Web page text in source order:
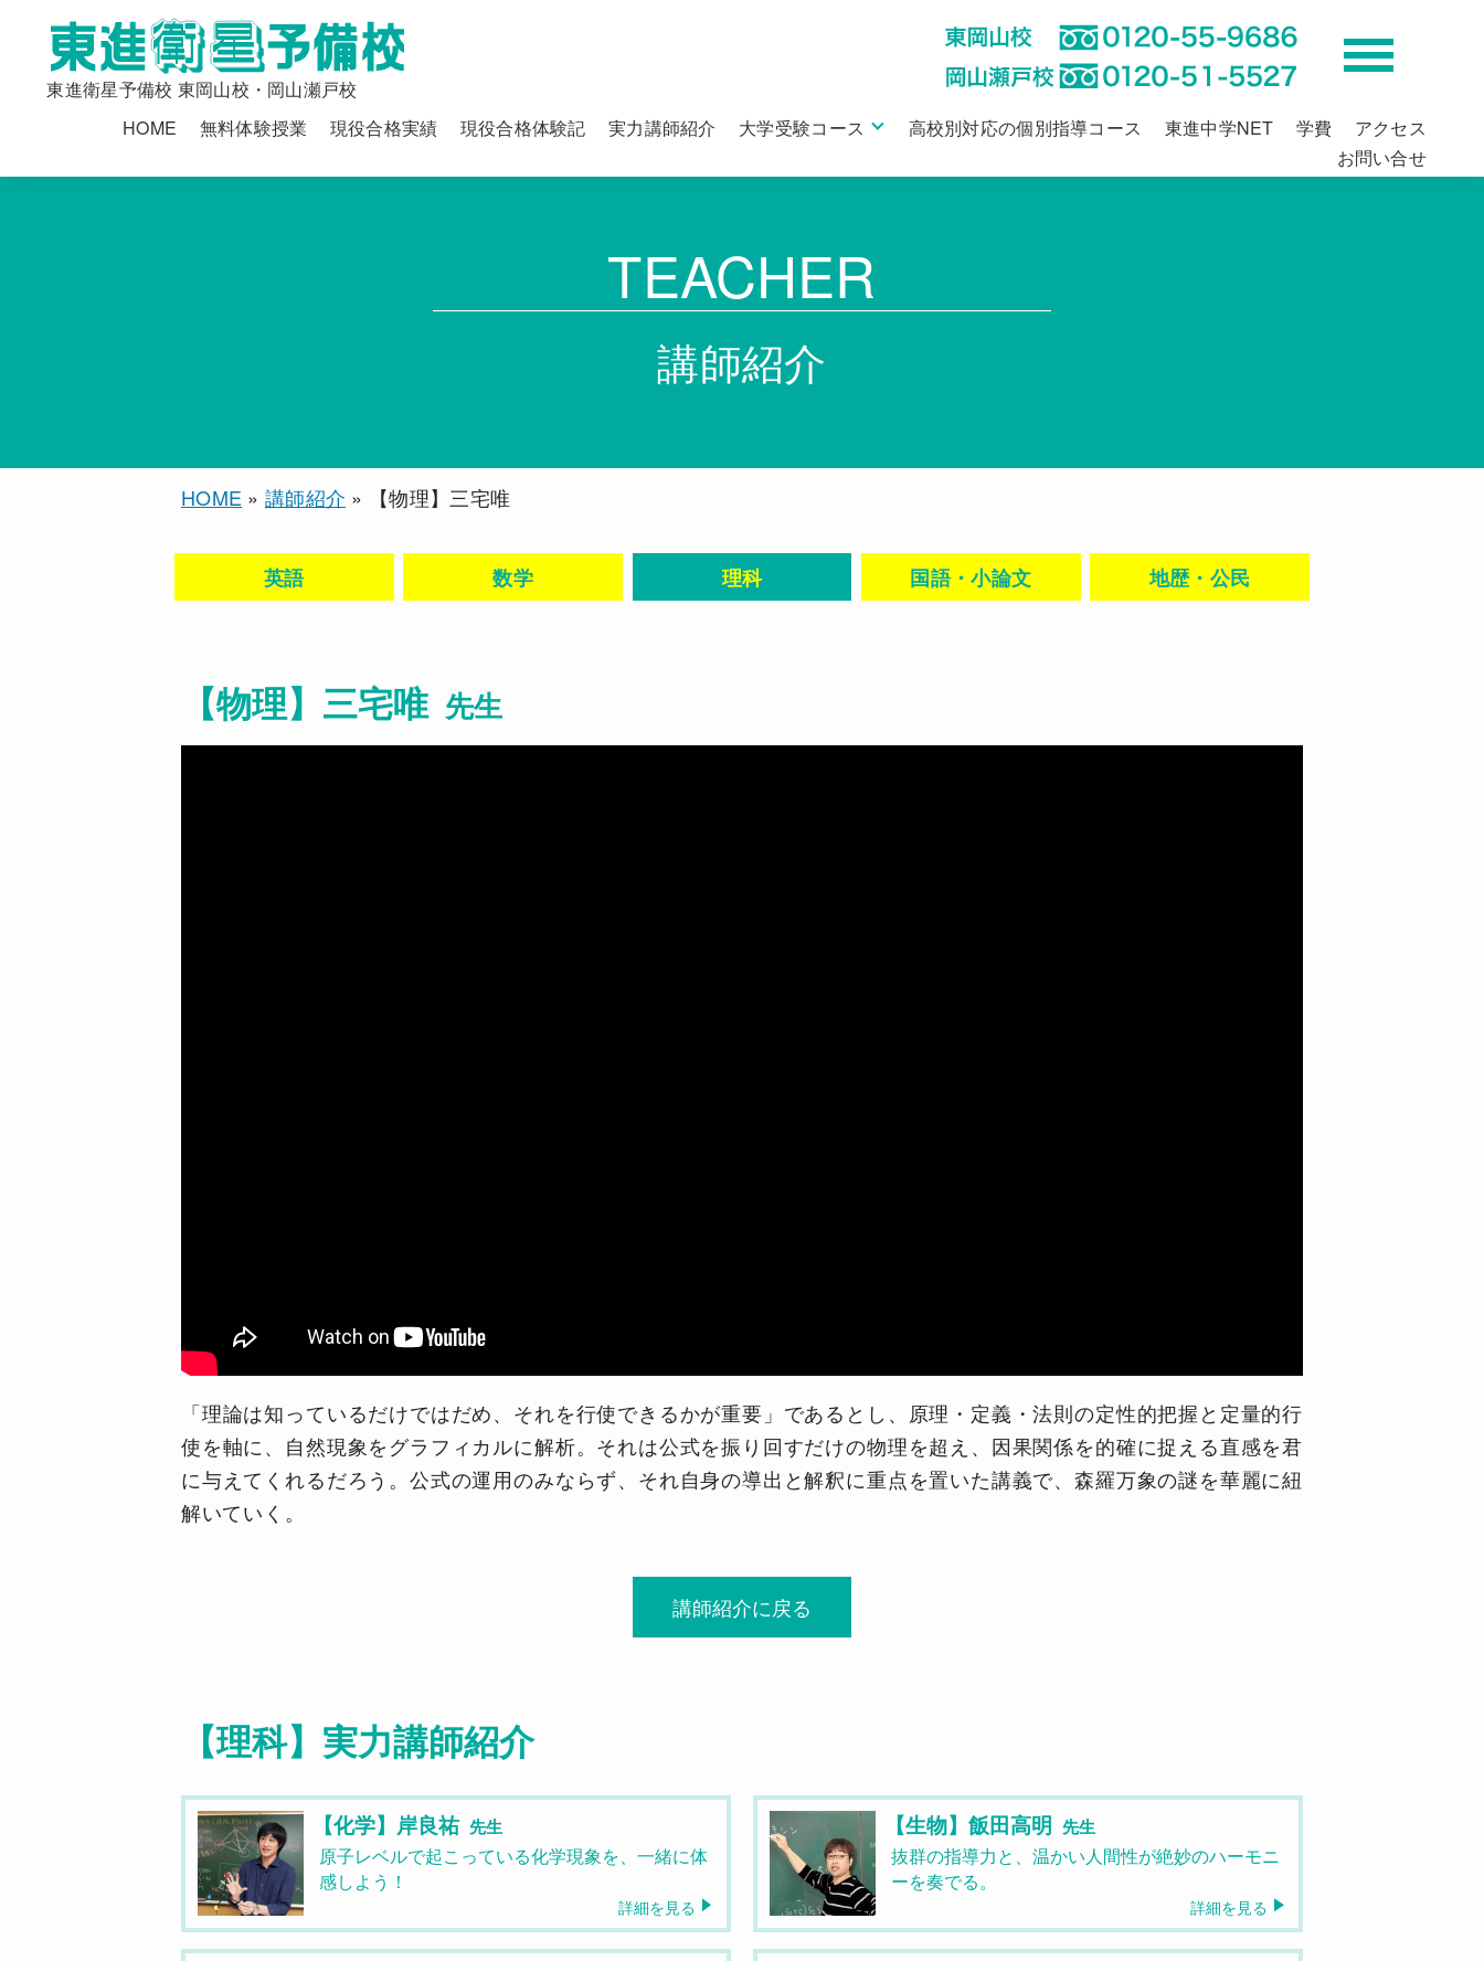
東進衛星予備校 東岡山校・岡山瀬戸校
HOME
無料体験授業 現役合格実績 現役合格体験記 実力講師紹介 大学受験コース 高校別対応の個別指導コース 東進中学NET 学費
アクセス
お問い合せ
TEACHER
講師紹介
HOME »講師紹介 » 【物理】三宅唯
英語 数学 理科 国語・小論文 地歴・公民
【物理】三宅唯 先生
「理論は知っているだけではだめ、それを行使できるかが重要」であるとし、原理・定義・法則の定性的把握と定量的行
使を軸に、自然現象をグラフィカルに解析。それは公式を振り回すだけの物理を超え、因果関係を的確に捉える直感を君
に与えてくれるだろう。公式の運用のみならず、それ自身の導出と解釈に重点を置いた講義で、森羅万象の謎を華麗に紐
解いていく。
講師紹介に戻る
【理科】実力講師紹介
【化学】岸良祐 先生
原子レベルで起こっている化学現象を、一緒に体
感しよう！
詳細を見る
【生物】飯田高明 先生
抜群の指導力と、温かい人間性が絶妙のハーモニ
ーを奏でる。
詳細を見る